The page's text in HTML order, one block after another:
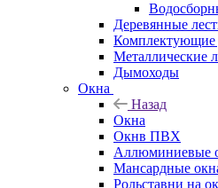
Деревянные
Комплектующие
Металлические
Дымоходы
Окна
Назад
Окна
Окнв ПВХ
Аллюминиевые
Мансардные
Рольставни на